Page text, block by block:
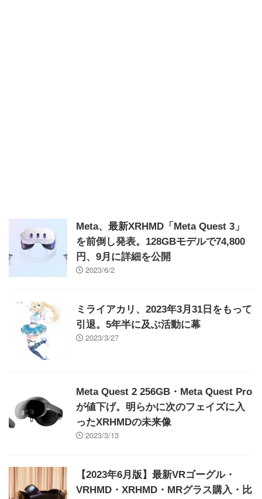
Meta、最新XRHMD「Meta Quest 3」
を前倒し発表。128GBモデルで74,800
円、9月に詳細を公開
2023/6/2
ミライアカリ、2023年3月31日をもって
引退。5年半に及ぶ活動に幕
2023/3/27
Meta Quest 2 256GB・Meta Quest Pro
が値下げ。明らかに次のフェイズに入
ったXRHMDの未来像
2023/3/13
【2023年6月版】最新VRゴーグル・
VRHMD・XRHMD・MRグラス購入・比